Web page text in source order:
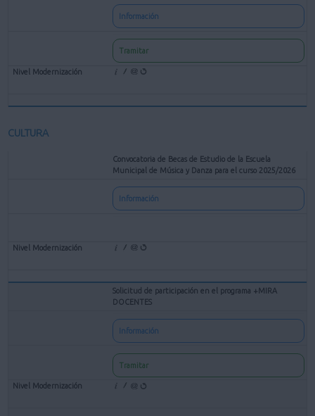
Información
Tramitar
CULTURA
Convocatoria de Becas de Estudio de la Escuela
Municipal de Música y Danza para el curso 2025/2026
Información
Solicitud de participación en el programa +MIRA
DOCENTES
Información
Tramitar